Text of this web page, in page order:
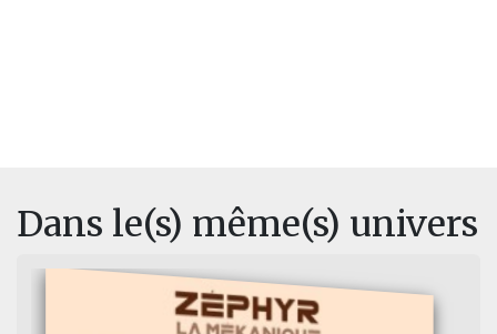
Dans le(s) même(s) univers